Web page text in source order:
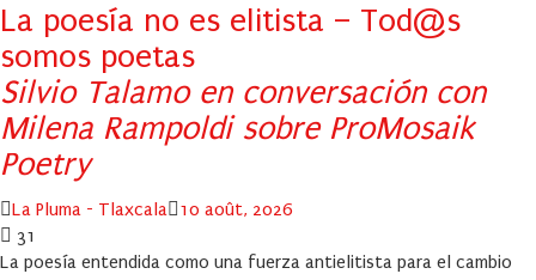
La poesía no es elitista – Tod@s
somos poetas
Silvio Talamo en conversación con
Milena Rampoldi sobre ProMosaik
Poetry
Author
La Pluma - Tlaxcala
Posted
10 août, 2026
31
La poesía entendida como una fuerza antielitista para el cambio